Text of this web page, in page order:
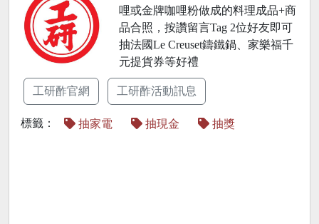
哩或金牌咖哩粉做成的料理成品+商
品合照，按讚留言Tag 2位好友即可
抽法國Le Creuset鑄鐵鍋、家樂福千
元提貨券等好禮
工研酢官網 工研酢活動訊息
標籤： 抽家電 抽現金 抽獎